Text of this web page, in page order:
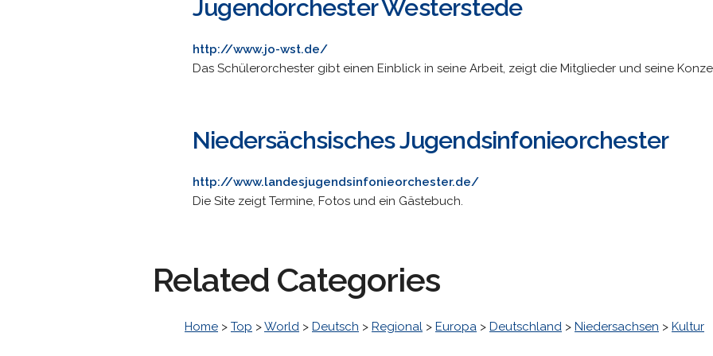
Jugendorchester Westerstede
http://www.jo-wst.de/
Das Schülerorchester gibt einen Einblick in seine Arbeit, zeigt die Mitglieder und seine
Niedersächsisches Jugendsinfonieorchester
http://www.landesjugendsinfonieorchester.de/
Die Site zeigt Termine, Fotos und ein Gästebuch.
Related Categories
Home > Top >World > Deutsch > Regional > Europa > Deutschland > Niedersachsen > Kultur